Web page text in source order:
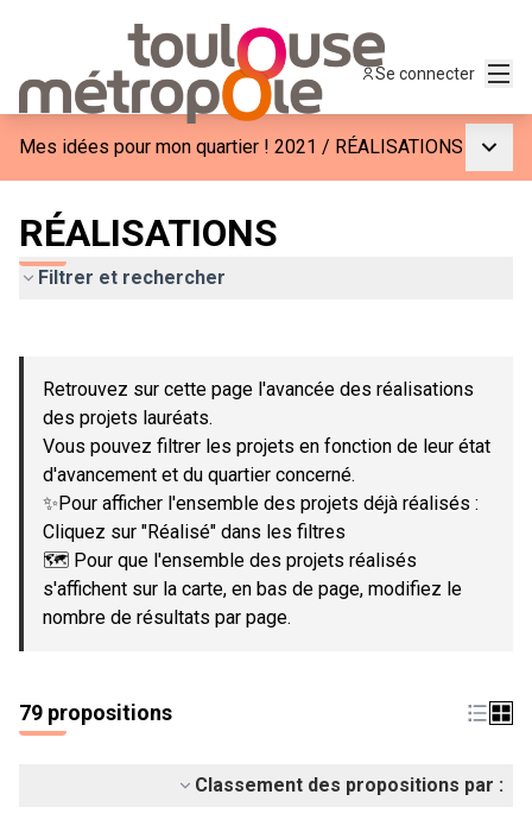
Se connecter
Mes idées pour mon quartier ! 2021 / RÉALISATIONS
RÉALISATIONS
Filtrer et rechercher
−
Retrouvez sur cette page l'avancée des réalisations
des projets lauréats.
Vous pouvez filtrer les projets en fonction de leur état
d'avancement et du quartier concerné.
✨Pour afficher l'ensemble des projets déjà réalisés :
Cliquez sur "Réalisé" dans les filtres
🗺️ Pour que l'ensemble des projets réalisés
s'affichent sur la carte, en bas de page, modifiez le
nombre de résultats par page.
79 propositions
Classement des propositions par :